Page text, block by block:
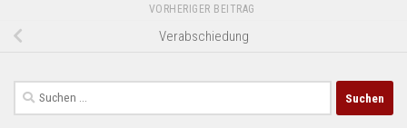
VORHERIGER BEITRAG
Verabschiedung
Suchen
nach: